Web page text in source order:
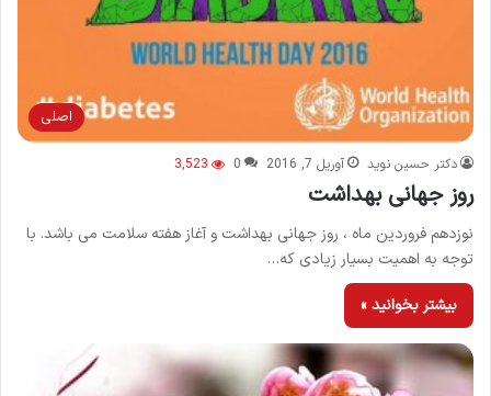
اصلی
دکتر حسین نوید آوریل 7, 2016 0
3,523
روز جهانی بهداشت
نوزدهم فروردین ماه ، روز جهانی بهداشت و آغاز هفته سلامت می باشد. با
توجه به اهمیت بسیار زیادی که…
بیشتر بخوانید »